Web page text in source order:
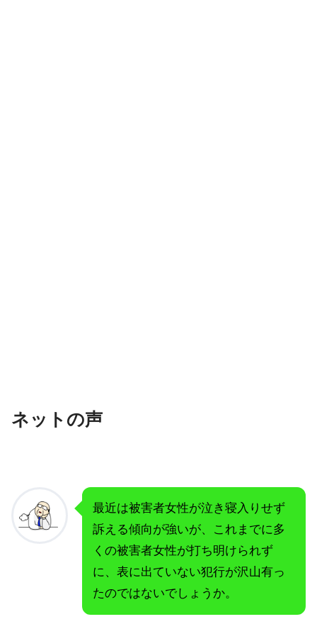
ネットの声
最近は被害者女性が泣き寝入りせず
訴える傾向が強いが、これまでに多
くの被害者女性が打ち明けられず
に、表に出ていない犯行が沢山有っ
たのではないでしょうか。